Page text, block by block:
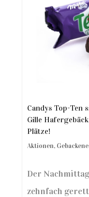
Candys Top-Ten
Gille
Plätze!
Aktionen,
Der
zehnfach